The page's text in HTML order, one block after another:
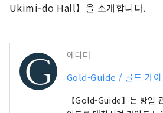
Ukimi-do Hall】을 소개합니다.
에디터
Gold-Guide / 골드 가이
【Gold-Guide】는 방일